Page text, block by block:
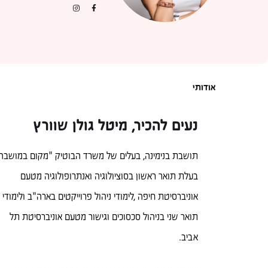
אודותי
נעים להכיר, מיטל גולן שוורץ
תושבת בנימינה, בעלים של משרד הבוטיק "מקום
בעלת תואר ראשון בסוציולוגיה ואנתרופולוגיה מטעם
אוניברסיטת חיפה ,לימודי ניהול פרוייקטים בארה"ב ולימודי
תואר שני בניהול סכסוכים וגישור מטעם אוניברסיטת תל
אביב.